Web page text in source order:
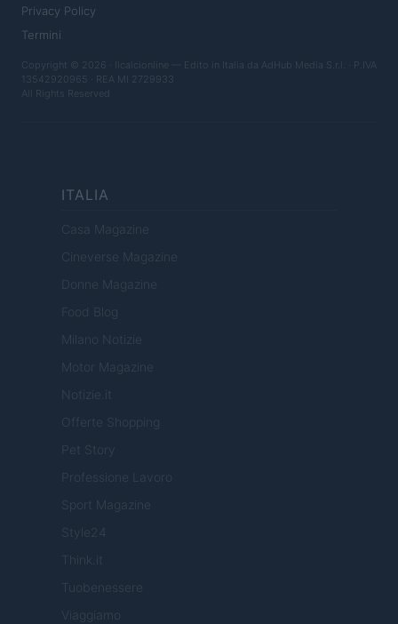
Privacy Policy
Termini
Copyright © 2026 · Ilcalcionline — Edito in Italia da AdHub Media S.r.l. · P.IVA
13542920965 · REA MI 2729933
All Rights Reserved
ITALIA
Casa Magazine
Cineverse Magazine
Donne Magazine
Food Blog
Milano Notizie
Motor Magazine
Notizie.it
Offerte Shopping
Pet Story
Professione Lavoro
Sport Magazine
Style24
Think.it
Tuobenessere
Viaggiamo